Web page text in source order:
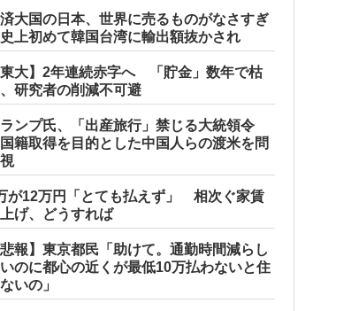
大国の日本、世界に売るものがなさすぎ
上初めて韓国台湾に輸出額抜かされ
東大】2年連続赤字へ 「貯金」数年で枯
研究者の削減不可避
ランプ氏、「出産旅行」禁じる大統領令
籍取得を目的とした中国人らの渡米を問
が12万円「とても払えず」 相次ぐ家賃
げ、どうすれば
悲報】東京都民「助けて。通勤時間減らし
のに都心の近くが最低10万払わないと住
いの」